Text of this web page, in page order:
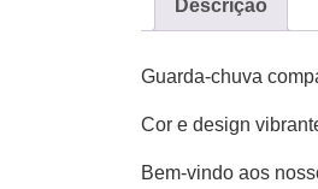
Descrição
Guarda-chuva
Cor e design
Bem-vindo aos